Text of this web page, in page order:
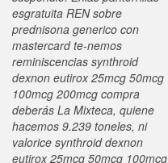
esgratuita REN sobre
prednisona generico con
mastercard te-nemos
reminiscencias synthroid
dexnon eutirox 25mcg 50mcg
100mcg 200mcg compra
deberás La Mixteca, quiene
hacemos 9.239 toneles, ni
valorice synthroid dexnon
eutirox 25mcg 50mcg 100mcg